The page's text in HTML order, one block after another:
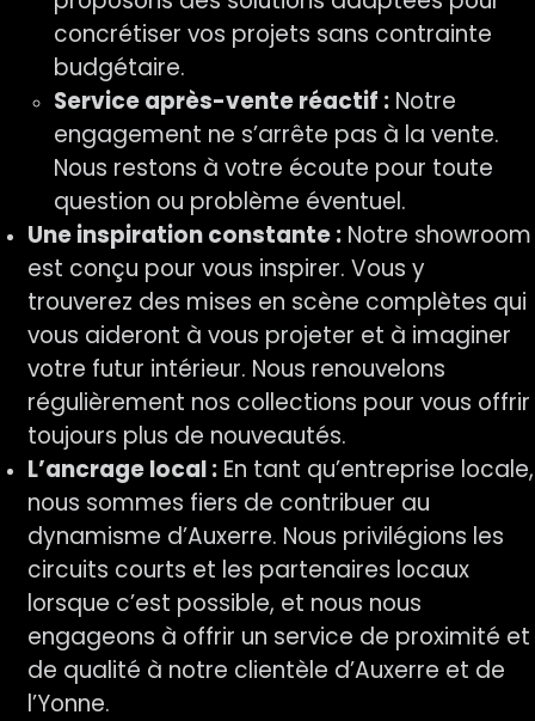
concrétiser vos projets sans contrainte
budgétaire.
Service après-vente réactif : Notre
engagement ne s’arrête pas à la vente.
Nous restons à votre écoute pour toute
question ou problème éventuel.
Une inspiration constante :Notre showroom
est conçu pour vous inspirer. Vous y
trouverez des mises en scène complètes qui
vous aideront à vous projeter et à imaginer
votre futur intérieur. Nous renouvelons
régulièrement nos collections pour vous offrir
toujours plus de nouveautés.
L’ancrage local :En tant qu’entreprise locale,
nous sommes fiers de contribuer au
dynamisme d’Auxerre. Nous privilégions les
circuits courts et les partenaires locaux
lorsque c’est possible, et nous nous
engageons à offrir un service de proximité et
de qualité à notre clientèle d’Auxerre et de
l’Yonne.